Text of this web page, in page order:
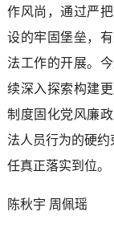
作风尚，通过严
设的牢固堡垒，
法工作的开展。
续深入探索构建
制度固化党风廉
法人员行为的硬
任真正落实到位。
陈秋宇 周佩瑶